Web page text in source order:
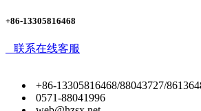
+86-13305816468
联系在线客服
+86-13305816468/88043727/
0571-88041996